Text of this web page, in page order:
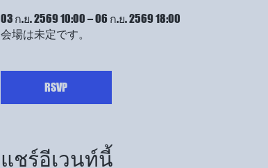
03 ก.ย. 2569 10:00 – 06 ก.ย. 2569 18:00
会場は未定です。
RSVP
แชร์อีเวนท์นี้